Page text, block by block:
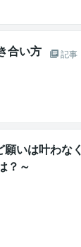
合い方
記事
いは叶わなく
？～